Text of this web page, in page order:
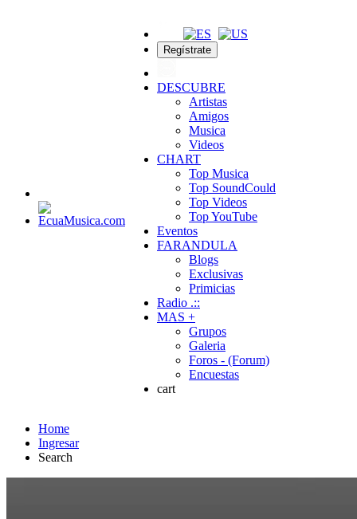
Regístrate
DESCUBRE
Artistas
Amigos
Musica
Videos
CHART
Top Musica
Top SoundCould
Top Videos
Top YouTube
Eventos
FARANDULA
Blogs
Exclusivas
Primicias
Radio .::
MAS +
Grupos
Galeria
Foros - (Forum)
Encuestas
cart
Home
Ingresar
Search